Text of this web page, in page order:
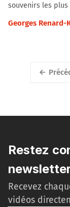
souvenirs les
Georges Renard-
Restez
Recevez
vidéos